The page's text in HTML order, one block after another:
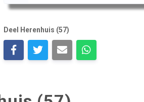
Deel Herenhuis (57)